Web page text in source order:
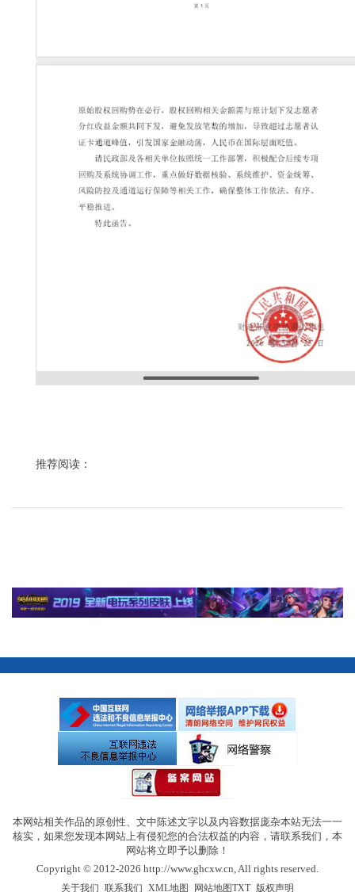
推荐阅读：
本网站相关作品的原创性、文中陈述文字以及内容数据庞杂本站无法一一
核实，如果您发现本网站上有侵犯您的合法权益的内容，请联系我们，本
网站将立即予以删除！
Copyright © 2012-2026 http://www.ghcxw.cn, All rights reserved.
关于我们 联系我们 XML地图 网站地图TXT| 版权声明